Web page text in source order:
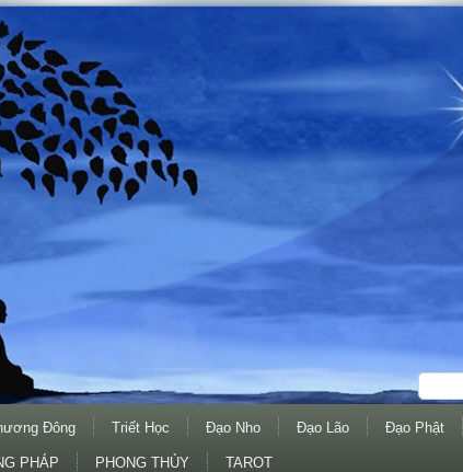
Đông Triết Học Đạo Nho Đạo Lão Đạo Phật
PHÁP PHONG THỦY TAROT